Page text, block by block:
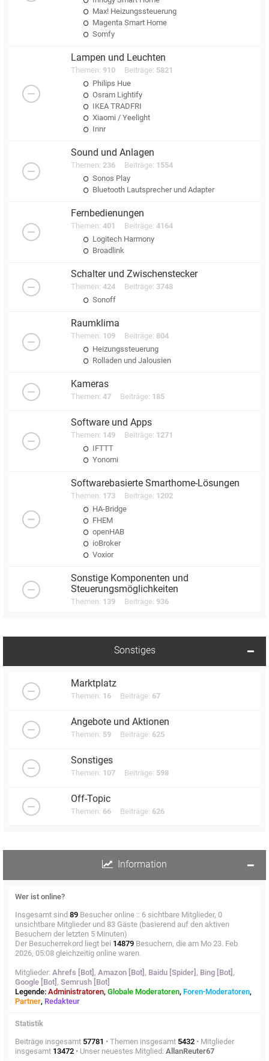
Max! Heizungssteuerung
Magenta Smart Home
Somfy
Lampen und Leuchten
Themen: 910 Beiträge: 5821
Philips Hue
Osram Lightify
IKEA TRADFRI
Xiaomi / Yeelight
Innr
Sound und Anlagen
Themen: 236 Beiträge: 1554
Sonos Play
Bluetooth Lautsprecher und Adapter
Fernbedienungen
Themen: 401 Beiträge: 4164
Logitech Harmony
Broadlink
Schalter und Zwischenstecker
Themen: 424 Beiträge: 3748
Sonoff
Raumklima
Themen: 109 Beiträge: 804
Heizungssteuerung
Rolladen und Jalousien
Kameras
Themen: 47 Beiträge: 185
Software und Apps
Themen: 149 Beiträge: 1271
IFTTT
Yonomi
Softwarebasierte Smarthome-Lösungen
Themen: 173 Beiträge: 1202
HA-Bridge
FHEM
openHAB
ioBroker
Voxior
Sonstige Komponenten und
Steuerungsmöglichkeiten
Themen: 139 Beiträge: 936
Sonstiges
Marktplatz
Themen: 16 Beiträge: 67
Angebote und Aktionen
Themen: 59 Beiträge: 625
Sonstiges
Themen: 107 Beiträge: 598
Off-Topic
Themen: 66 Beiträge: 626
Information
Wer ist online?
Insgesamt sind 89 Besucher online :: 6 sichtbare Mitglieder, 0
unsichtbare Mitglieder und 83 Gäste (basierend auf den aktiven
Besuchern der letzten 5 Minuten)
Der Besucherrekord liegt bei 14879 Besuchern, die am Mo 23. Feb
2026, 05:08 gleichzeitig online waren.
Mitglieder: Ahrefs [Bot] , Amazon [Bot] , Baidu [Spider] , Bing [Bot] ,
Google [Bot] , Semrush [Bot]
Legende: Administratoren, Globale Moderatoren, Foren-Moderatoren,
Partner, Redakteur
Statistik
Beiträge insgesamt 57781 • Themen insgesamt 5432 • Mitglieder
insgesamt 13472 • Unser neuestes Mitglied: AllanReuter67